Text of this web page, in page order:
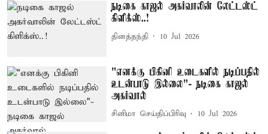
நடிகை காஜல் அகர்வாலின் லேட்டஸ்ட்
கிளிக்ஸ்..!
தினத்தந்தி 10 Jul 2026
"எனக்கு பிகினி உடைகளில் நடிப்பதில்
உடன்பாடு இல்லை"- நடிகை காஜல்
அகர்வால்
சினிமா செய்திப்பிரிவு 10 Jul 2026